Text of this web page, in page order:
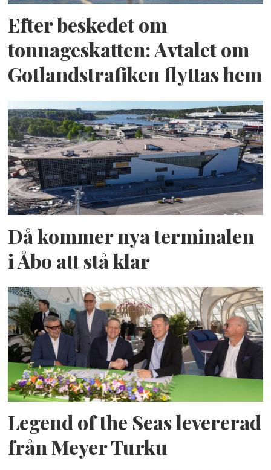
Efter beskedet om
tonnageskatten: Avtalet om
Gotlandstrafiken flyttas hem
Då kommer nya terminalen
i Åbo att stå klar
Legend of the Seas levererad
från Meyer Turku